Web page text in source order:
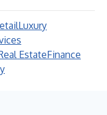
Luxury
EstateFinance